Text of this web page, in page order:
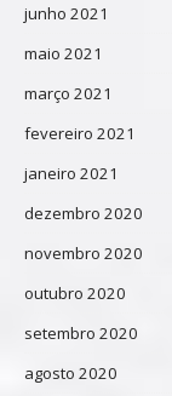
junho 2021
maio 2021
março 2021
fevereiro 2021
janeiro 2021
dezembro 2020
novembro 2020
outubro 2020
setembro 2020
agosto 2020